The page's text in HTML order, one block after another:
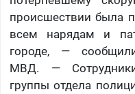
происшествии была
всем нарядам и
городе, —
МВД. — Сотрудники
группы отдела